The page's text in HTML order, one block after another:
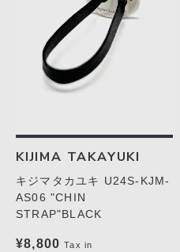
インフォメーション
お問い合わせ
リクルート
新規会員登録(MEMBER
SHIP)
アカウントの管理
KIJIMA TAKAYUKI
キジマタカユキ U24S-KJM-
AS06 "CHIN
STRAP"BLACK
¥8,800 Tax in